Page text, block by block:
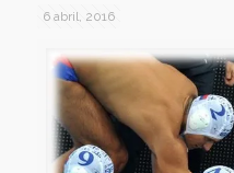
6 abril, 2016